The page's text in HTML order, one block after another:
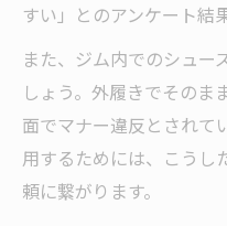
すい」とのアンケート結
また、ジム内でのシュー
しょう。外履きでそのま
面でマナー違反とされて
用するためには、こうし
頼に繋がります。